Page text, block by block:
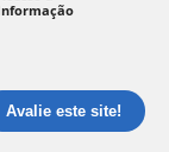
Avalie este site!